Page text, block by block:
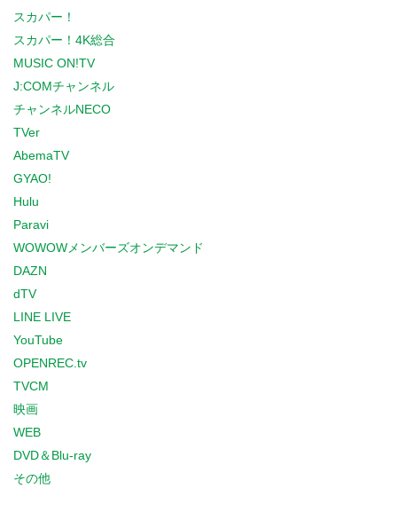
スカパー！
スカパー！4K総合
MUSIC ON!TV
J:COMチャンネル
チャンネルNECO
TVer
AbemaTV
GYAO!
Hulu
Paravi
WOWOWメンバーズオンデマンド
DAZN
dTV
LINE LIVE
YouTube
OPENREC.tv
TVCM
映画
WEB
DVD＆Blu-ray
その他